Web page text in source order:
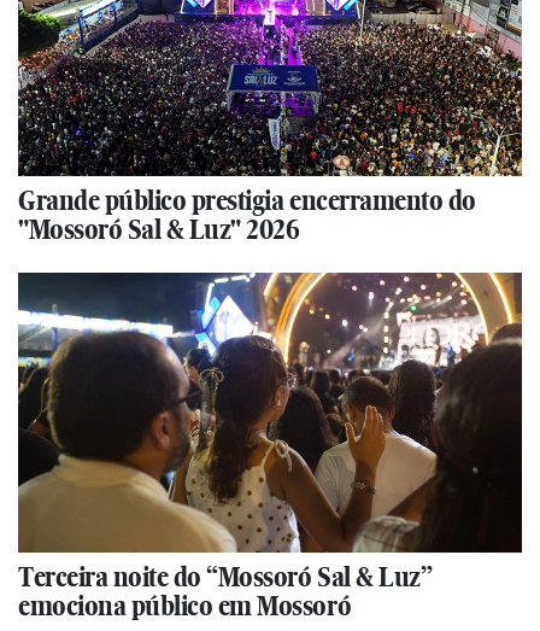
Grande público prestigia encerramento do
"Mossoró Sal & Luz" 2026
Terceira noite do “Mossoró Sal & Luz”
emociona público em Mossoró